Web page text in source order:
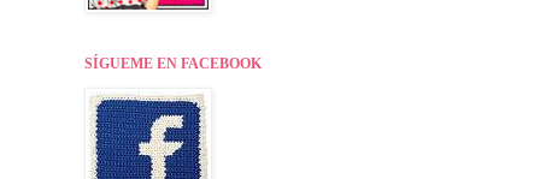
SÍGUEME EN FACEBOOK